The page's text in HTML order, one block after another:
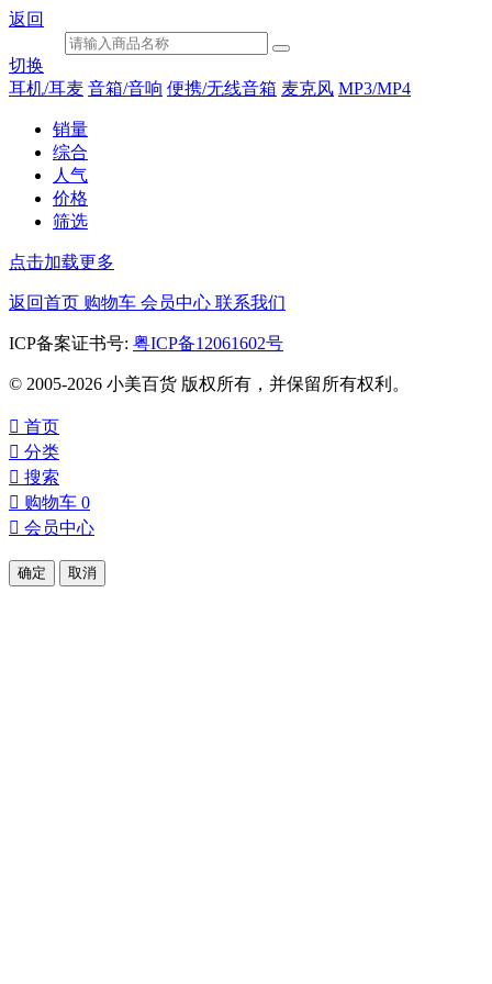
返回
切换
耳机/耳麦 音箱/音响 便携/无线音箱 麦克风 MP3/MP4
销量
综合
人气
价格
筛选
点击加载更多
返回首页 购物车 会员中心 联系我们
ICP备案证书号: 粤ICP备12061602号
© 2005-2026 小美百货 版权所有，并保留所有权利。
 首页
 分类
 搜索
 购物车 0
 会员中心
确定 取消